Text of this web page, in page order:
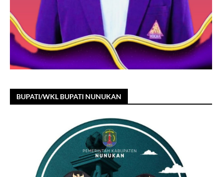
BUPATI/WKL BUPATI NUNUKAN